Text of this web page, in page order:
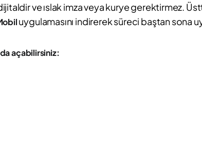
ve ıslak imza veya kurye gerektirmez.
uygulamasını indirerek süreci baştan sona
açabilirsiniz: